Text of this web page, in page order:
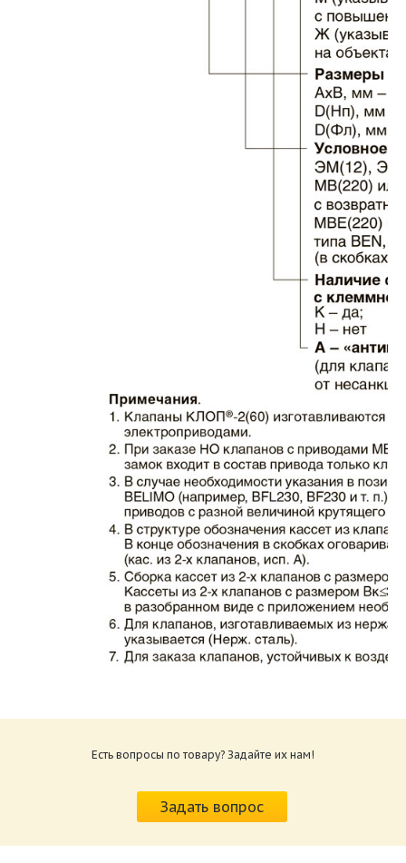
ВИНГС-М КЛОП-2.pdf
приводов КЛОП-2.pdf
Размер: 259.6 Кб
Есть вопросы по товару? Задайте их нам!
Задать вопрос